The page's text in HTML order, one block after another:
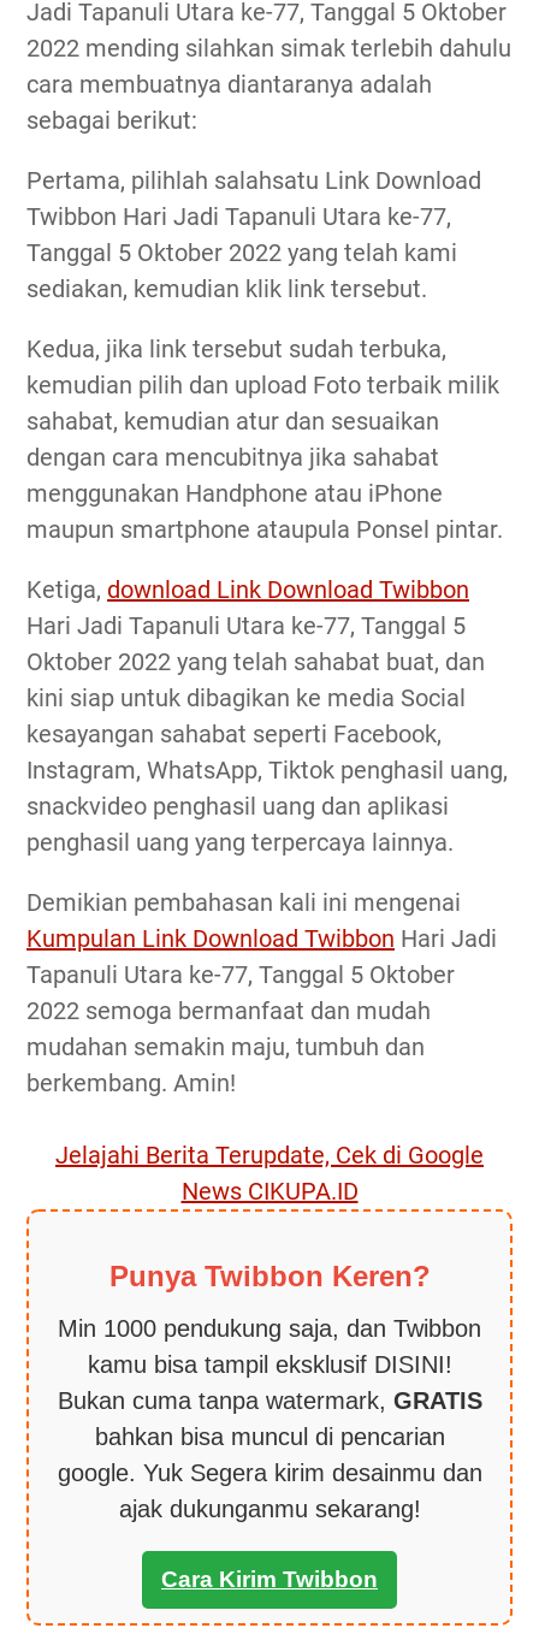
Jadi Tapanuli Utara ke-77, Tanggal 5 Oktober
2022 mending silahkan simak terlebih dahulu
cara membuatnya diantaranya adalah
sebagai berikut:
Pertama, pilihlah salahsatu Link Download
Twibbon Hari Jadi Tapanuli Utara ke-77,
Tanggal 5 Oktober 2022 yang telah kami
sediakan, kemudian klik link tersebut.
Kedua, jika link tersebut sudah terbuka,
kemudian pilih dan upload Foto terbaik milik
sahabat, kemudian atur dan sesuaikan
dengan cara mencubitnya jika sahabat
menggunakan Handphone atau iPhone
maupun smartphone ataupula Ponsel pintar.
Ketiga, download Link Download Twibbon
Hari Jadi Tapanuli Utara ke-77, Tanggal 5
Oktober 2022 yang telah sahabat buat, dan
kini siap untuk dibagikan ke media Social
kesayangan sahabat seperti Facebook,
Instagram, WhatsApp, Tiktok penghasil uang,
snackvideo penghasil uang dan aplikasi
penghasil uang yang terpercaya lainnya.
Demikian pembahasan kali ini mengenai
Kumpulan Link Download Twibbon Hari Jadi
Tapanuli Utara ke-77, Tanggal 5 Oktober
2022 semoga bermanfaat dan mudah
mudahan semakin maju, tumbuh dan
berkembang. Amin!
Jelajahi Berita Terupdate, Cek di Google
News CIKUPA.ID
Punya Twibbon Keren?
Min 1000 pendukung saja, dan Twibbon
kamu bisa tampil eksklusif DISINI!
Bukan cuma tanpa watermark, GRATIS
bahkan bisa muncul di pencarian
google. Yuk Segera kirim desainmu dan
ajak dukunganmu sekarang!
Cara Kirim Twibbon